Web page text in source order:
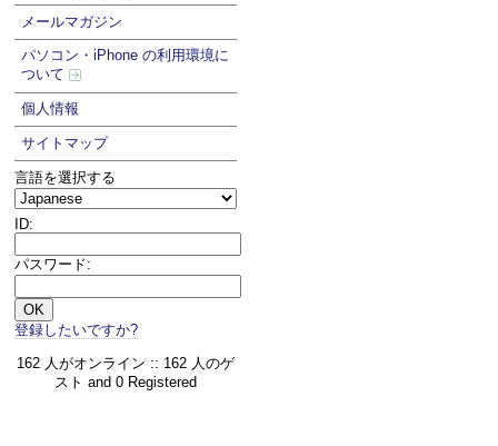
メールマガジン
パソコン・iPhone の利用環境に
ついて
個人情報
サイトマップ
言語を選択する
ID:
パスワード:
登録したいですか?
162 人がオンライン :: 162 人のゲ
スト and 0 Registered